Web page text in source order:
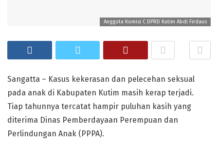
Anggota Komisi C DPRD Kutim Abdi Firdaus
Sangatta – Kasus kekerasan dan pelecehan seksual
pada anak di Kabupaten Kutim masih kerap terjadi.
Tiap tahunnya tercatat hampir puluhan kasih yang
diterima Dinas Pemberdayaan Perempuan dan
Perlindungan Anak (PPPA).